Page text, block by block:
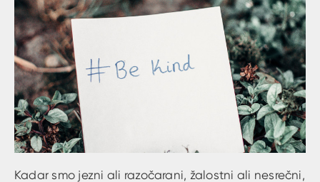
Kadar smo jezni ali razočarani, žalostni ali nesrečni,